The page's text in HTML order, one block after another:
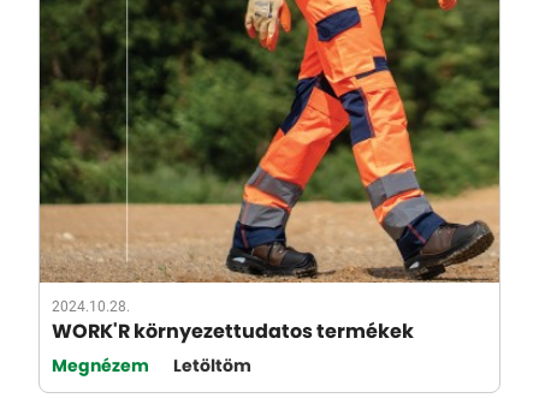
2024.10.28.
WORK'R környezettudatos termékek
Megnézem Letöltöm